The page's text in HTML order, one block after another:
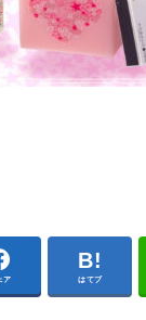
ア はてブ